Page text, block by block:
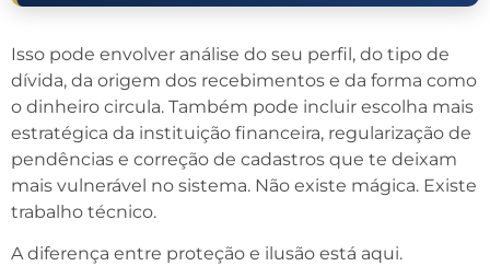
Isso pode envolver análise do seu perfil, do tipo de
dívida, da origem dos recebimentos e da forma como
o dinheiro circula. Também pode incluir escolha mais
estratégica da instituição financeira, regularização de
pendências e correção de cadastros que te deixam
mais vulnerável no sistema. Não existe mágica. Existe
trabalho técnico.
A diferença entre proteção e ilusão está aqui.